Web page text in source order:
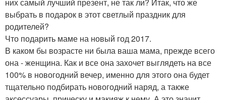
них самый лучший презент, не так ли? Итак, что же
выбрать в подарок в этот светлый праздник для
родителей?
Что подарить маме на новый год 2017.
В каком бы возрасте ни была ваша мама, прежде всего
она - женщина. Как и все она захочет выглядеть на все
100% в новогодний вечер, именно для этого она будет
тщательно подбирать новогодний наряд, а также